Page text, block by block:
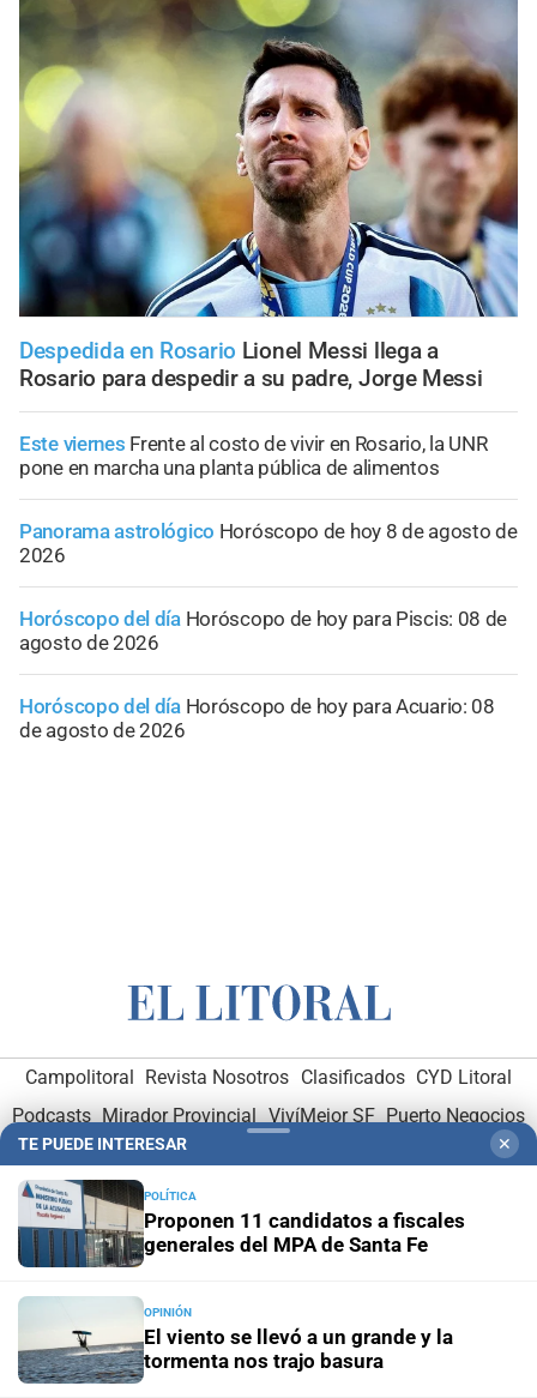
Despedida en Rosario Lionel Messi llega a
Rosario para despedir a su padre, Jorge Messi
Este viernes Frente al costo de vivir en Rosario, la UNR
pone en marcha una planta pública de alimentos
Panorama astrológico Horóscopo de hoy 8 de agosto de
2026
Horóscopo del día Horóscopo de hoy para Piscis: 08 de
agosto de 2026
Horóscopo del día Horóscopo de hoy para Acuario: 08
de agosto de 2026
Campolitoral Revista Nosotros Clasificados CYD Litoral
Podcasts Mirador Provincial VivíMejor SF Puerto Negocios
Notife
Hemeroteca Digital (1930-1979)-Receptorías de avisos
Administración y Publicidad-Elementos institucionales
TE PUEDE INTERESAR ✕
POLÍTICA
Proponen 11 candidatos a fiscales
generales del MPA de Santa Fe
OPINIÓN
El viento se llevó a un grande y la
tormenta nos trajo basura